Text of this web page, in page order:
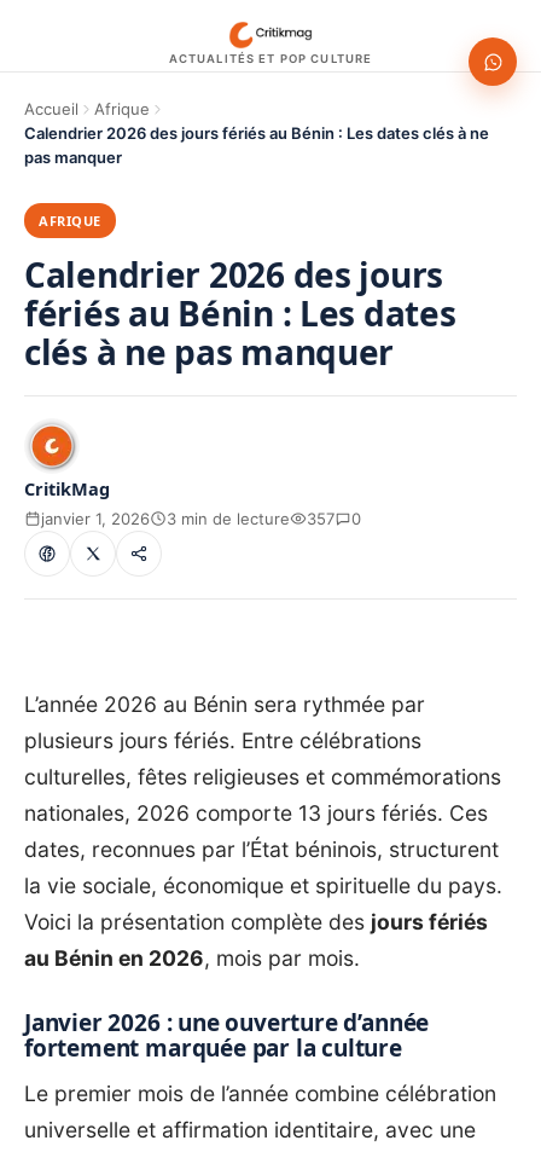
ACTUALITÉS ET POP CULTURE
Accueil
Afrique
Calendrier 2026 des jours fériés au Bénin : Les dates clés à ne
pas manquer
AFRIQUE
Calendrier 2026 des jours
fériés au Bénin : Les dates
clés à ne pas manquer
CritikMag
janvier 1, 2026 3 min de lecture 357 0
L’année 2026 au Bénin sera rythmée par
plusieurs jours fériés. Entre célébrations
culturelles, fêtes religieuses et commémorations
nationales, 2026 comporte 13 jours fériés. Ces
dates, reconnues par l’État béninois, structurent
la vie sociale, économique et spirituelle du pays.
Voici la présentation complète des jours fériés
au Bénin en 2026, mois par mois.
Janvier 2026 : une ouverture d’année
fortement marquée par la culture
Le premier mois de l’année combine célébration
universelle et affirmation identitaire, avec une